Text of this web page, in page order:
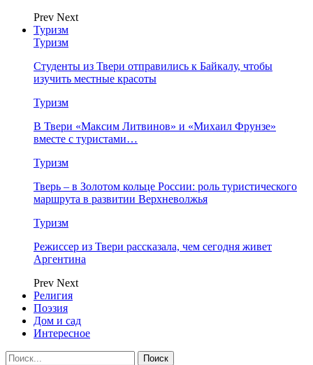
Prev Next
Туризм
Туризм
Студенты из Твери отправились к Байкалу, чтобы
изучить местные красоты
Туризм
В Твери «Максим Литвинов» и «Михаил Фрунзе»
вместе с туристами…
Туризм
Тверь – в Золотом кольце России: роль туристического
маршрута в развитии Верхневолжья
Туризм
Режиссер из Твери рассказала, чем сегодня живет
Аргентина
Prev Next
Религия
Поэзия
Дом и сад
Интересное